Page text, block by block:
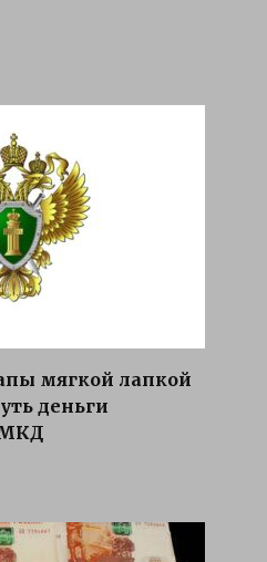
мягкой лапкой
деньги
МКД